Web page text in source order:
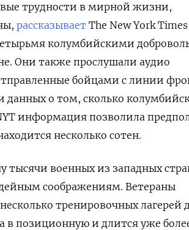
трудности в мирной жизни,
рассказывает The New York
колумбийскими
Они также прослушали аудио
бойцами с линии
данных о том, сколько
информация позволила
несколько сотен.
тысячи военных из западных
соображениям. Ветераны
тренировочных лагерей
в позиционную и длится уже